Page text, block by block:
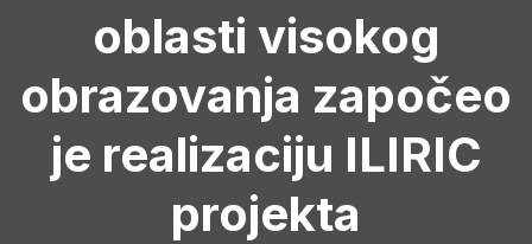
oblasti visokog
obrazovanja započeo
je realizaciju ILIRIC
projekta